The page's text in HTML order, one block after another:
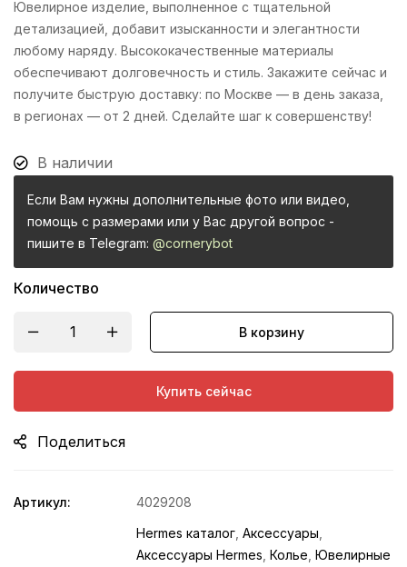
Ювелирное изделие, выполненное с тщательной
детализацией, добавит изысканности и элегантности
любому наряду. Высококачественные материалы
обеспечивают долговечность и стиль. Закажите сейчас и
получите быструю доставку: по Москве — в день заказа,
в регионах — от 2 дней. Сделайте шаг к совершенству!
В наличии
Если Вам нужны дополнительные фото или видео,
помощь с размерами или у Вас другой вопрос -
пишите в Telegram: @cornerybot
Количество
В корзину
Купить сейчас
Поделиться
Артикул:
4029208
Hermes каталог Аксессуары
Аксессуары Hermes Колье Ювелирные